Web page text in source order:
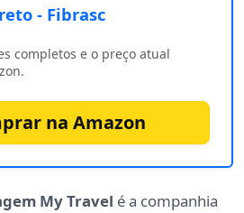
- Fibrasc
completos e o preço atual
na Amazon
My Travel é a companhia